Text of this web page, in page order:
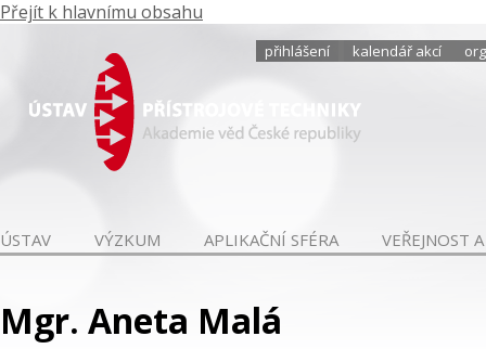
Přejít k hlavnímu obsahu
přihlášení kalendář akcí
ÚSTAV VÝZKUM APLIKAČNÍ SFÉRA VEŘEJNOST
Mgr. Aneta Malá